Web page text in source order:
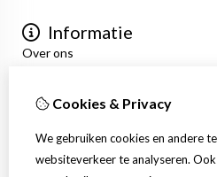
Informatie
Over ons
Algemene voorwaarden
Mijn account
Inloggen
Bestelhistorie
Cookies & Privacy
We gebruiken cookies en andere
websiteverkeer te analyseren.